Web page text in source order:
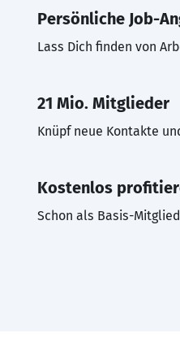
Persönliche Job-
Lass Dich finden von
21 Mio. Mitglieder
Knüpf neue Kontakte
Kostenlos
Schon als Basis-